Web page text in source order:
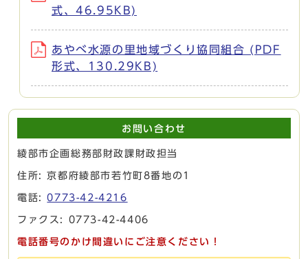
式、46.95KB)
あやべ水源の里地域づくり協同組合 (PDF
形式、130.29KB)
お問い合わせ
綾部市企画総務部財政課財政担当
住所: 京都府綾部市若竹町8番地の1
電話:0773-42-4216
ファクス: 0773-42-4406
電話番号のかけ間違いにご注意ください！